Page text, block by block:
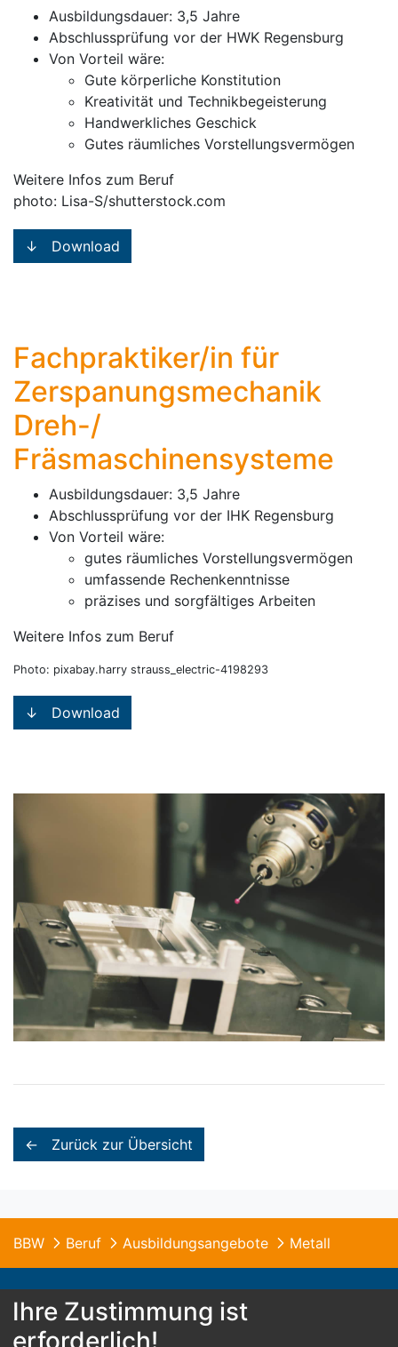
Ausbildungsdauer: 3,5 Jahre
Abschlussprüfung vor der HWK Regensburg
Von Vorteil wäre:
Gute körperliche Konstitution
Kreativität und Technikbegeisterung
Handwerkliches Geschick
Gutes räumliches Vorstellungsvermögen
Weitere Infos zum Beruf
photo: Lisa-S/shutterstock.com
↓ Download
Fachpraktiker/in für
Zerspanungsmechanik
Dreh-/
Fräsmaschinensysteme
Ausbildungsdauer: 3,5 Jahre
Abschlussprüfung vor der IHK Regensburg
Von Vorteil wäre:
gutes räumliches Vorstellungsvermögen
umfassende Rechenkenntnisse
präzises und sorgfältiges Arbeiten
Weitere Infos zum Beruf
Photo: pixabay.harry strauss_electric-4198293
↓ Download
← Zurück zur Übersicht
BBW Beruf Ausbildungsangebote Metall
© 2026 B.B.W. St. Franziskus Abensberg
Ihre Zustimmung ist